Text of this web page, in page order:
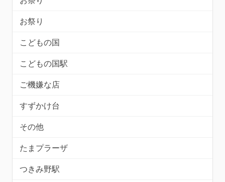
お祭り
こどもの国
こどもの国駅
ご機嫌な店
すずかけ台
その他
たまプラーザ
つきみ野駅